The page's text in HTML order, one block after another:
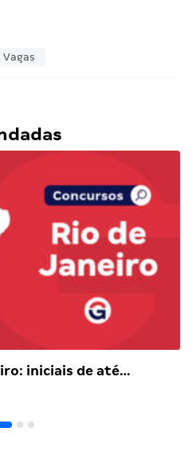
Vagas
iniciais de até…